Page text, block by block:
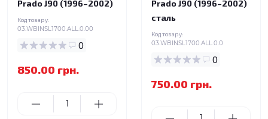
Prado J90 (1996–2002)
Код товару:
03.WBINSL1700.ALL.0.00
0
850.00 грн.
Prado J90 (1996–2002)
сталь
Код товару:
03.WBINSL1700.ALL.0.0
0
750.00 грн.